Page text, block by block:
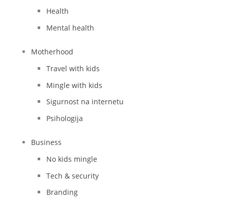
Health
Mental health
Motherhood
Travel with kids
Mingle with kids
Sigurnost na internetu
Psihologija
Business
No kids mingle
Tech & security
Branding